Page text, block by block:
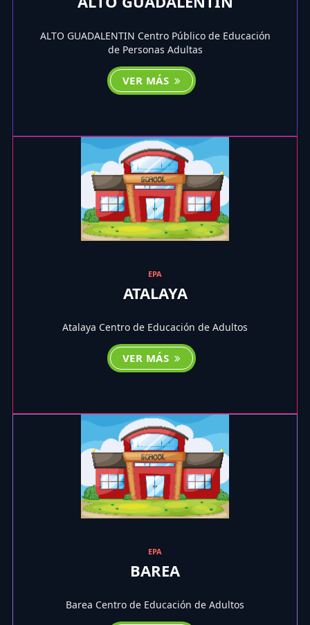
ALTO GUADALENTIN Centro Público de Educación
de Personas Adultas
VER MÁS
EPA
ATALAYA
Atalaya Centro de Educación de Adultos
VER MÁS
EPA
BAREA
Barea Centro de Educación de Adultos